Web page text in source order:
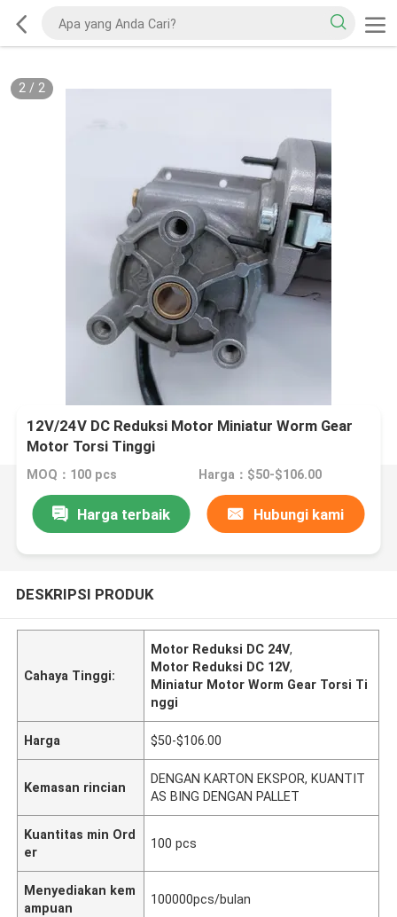
2/ 2
12V/24V DC Reduksi Motor Miniatur Worm Gear
Motor Torsi Tinggi
MOQ：100 pcs Harga：$50-$106.00
Harga terbaik Hubungi kami
DESKRIPSI PRODUK
Cahaya Tinggi:
Motor Reduksi DC 24V,
Motor Reduksi DC 12V,
Miniatur Motor Worm Gear Torsi Ti
nggi
Harga $50-$106.00
Kemasan rincian
DENGAN KARTON EKSPOR, KUANTIT
AS BING DENGAN PALLET
Kuantitas min Ord
er
100 pcs
Menyediakan kem
ampuan
100000pcs/bulan